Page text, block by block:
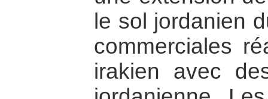
le sol jordanien
commerciales
irakien avec